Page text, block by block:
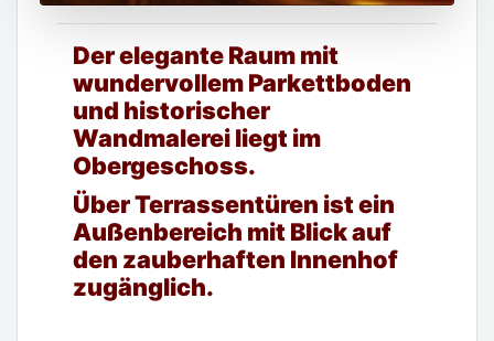
Der elegante Raum mit
wundervollem Parkettboden
und historischer
Wandmalerei liegt im
Obergeschoss.
Über Terrassentüren ist ein
Außenbereich mit Blick auf
den zauberhaften Innenhof
zugänglich.